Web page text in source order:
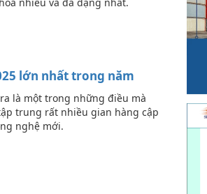
lớn nhất trong năm
là một trong những điều mà
trung rất nhiều gian hàng cập
nghệ mới.